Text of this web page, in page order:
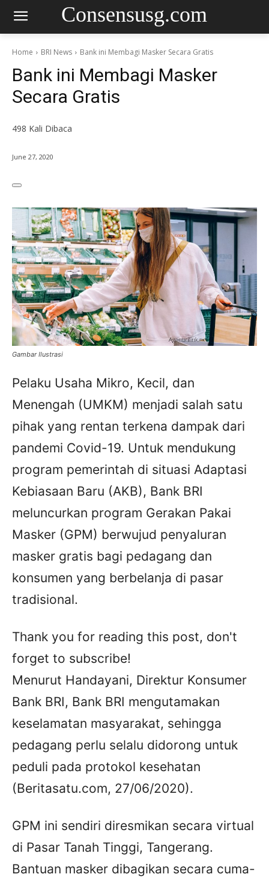
Consensusg.com
Home BRI News Bank ini Membagi Masker Secara Gratis
Bank ini Membagi Masker
Secara Gratis
498 Kali Dibaca
June 27, 2020
Gambar Ilustrasi
Pelaku Usaha Mikro, Kecil, dan
Menengah (UMKM) menjadi salah satu
pihak yang rentan terkena dampak dari
pandemi Covid-19. Untuk mendukung
program pemerintah di situasi Adaptasi
Kebiasaan Baru (AKB), Bank BRI
meluncurkan program Gerakan Pakai
Masker (GPM) berwujud penyaluran
masker gratis bagi pedagang dan
konsumen yang berbelanja di pasar
tradisional.
Thank you for reading this post, don't
forget to subscribe!
Menurut Handayani, Direktur Konsumer
Bank BRI, Bank BRI mengutamakan
keselamatan masyarakat, sehingga
pedagang perlu selalu didorong untuk
peduli pada protokol kesehatan
(Beritasatu.com, 27/06/2020).
GPM ini sendiri diresmikan secara virtual
di Pasar Tanah Tinggi, Tangerang.
Bantuan masker dibagikan secara cuma-